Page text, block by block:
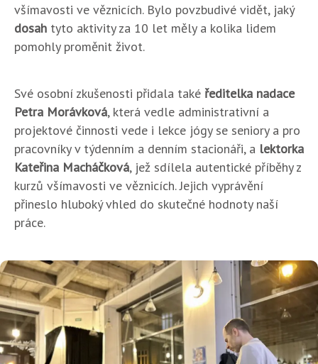
všímavosti ve věznicích. Bylo povzbudivé vidět, jaký
dosah tyto aktivity za 10 let měly a kolika lidem
pomohly proměnit život.
Své osobní zkušenosti přidala také ředitelka nadace
Petra Morávková, která vedle administrativní a
projektové činnosti vede i lekce jógy se seniory a pro
pracovníky v týdenním a denním stacionáři, a lektorka
Kateřina Macháčková, jež sdílela autentické příběhy z
kurzů všímavosti ve věznicích. Jejich vyprávění
přineslo hluboký vhled do skutečné hodnoty naší
práce.